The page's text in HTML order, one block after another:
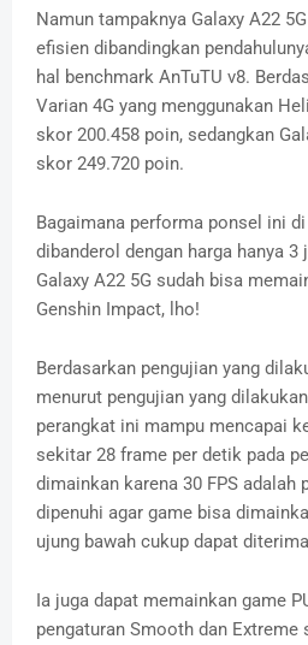
Namun tampaknya Galaxy A22
efisien dibandingkan
hal benchmark AnTuTU v8.
Varian 4G yang menggunakan
skor 200.458 poin, sedangkan
skor 249.720 poin.
Bagaimana performa ponsel ini
dibanderol dengan harga hanya 3
Galaxy A22 5G sudah bisa
Genshin Impact, lho!
Berdasarkan pengujian yang
menurut pengujian yang
perangkat ini mampu mencapai
sekitar 28 frame per detik pada
dimainkan karena 30 FPS adalah
dipenuhi agar game bisa
ujung bawah cukup dapat
Ia juga dapat memainkan game
pengaturan Smooth dan Extreme